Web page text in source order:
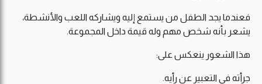
فعندما يجد الطفل من يستمع إليه ويشاركه اللعب والأنشطة،
يشعر بأنه شخص مهم وله قيمة داخل المجموعة.
هذا الشعور ينعكس على:
جرأته في التعبير عن رأيه.